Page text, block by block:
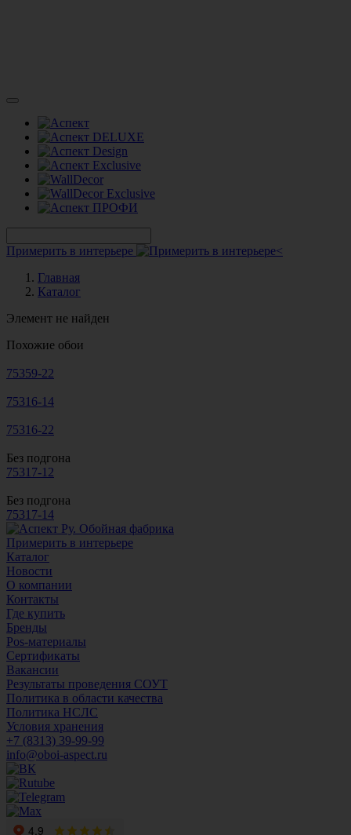
Примерить в интерьере
Главная
Каталог
Элемент не найден
Похожие обои
75359-22
75316-14
75316-22
Без подгона
75317-12
Без подгона
75317-14
Примерить в интерьере
Каталог
Новости
О компании
Контакты
Где купить
Бренды
Pos-материалы
Сертификаты
Вакансии
Результаты проведения СОУТ
Политика в области качества
Политика НСЛС
Условия хранения
+7 (8313) 39-99-99
info@oboi-aspect.ru